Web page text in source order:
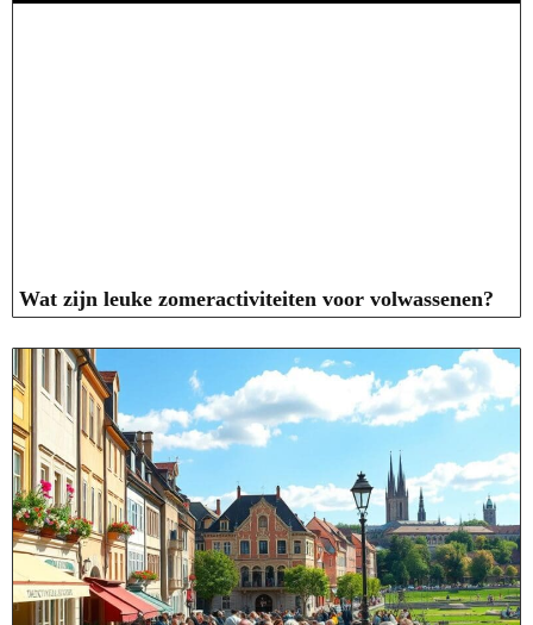
Wat zijn leuke zomeractiviteiten voor volwassenen?